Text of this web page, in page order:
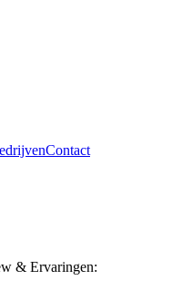
Contact
& Ervaringen: